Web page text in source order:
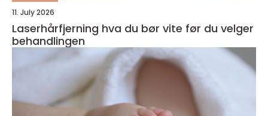
11. July 2026
Laserhårfjerning hva du bør vite før du velger
behandlingen